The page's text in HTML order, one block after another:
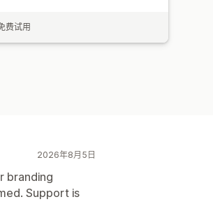
费试用
2026年8月5日
branding
Support is